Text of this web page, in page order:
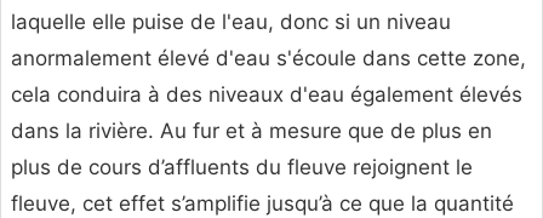
laquelle elle puise de l'eau, donc si un niveau
anormalement élevé d'eau s'écoule dans cette zone,
cela conduira à des niveaux d'eau également élevés
dans la rivière. Au fur et à mesure que de plus en
plus de cours d’affluents du fleuve rejoignent le
fleuve, cet effet s’amplifie jusqu’à ce que la quantité